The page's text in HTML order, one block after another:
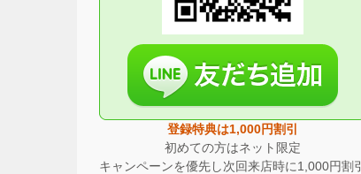
登録特典は1,000円割引
初めての方はネット限定
キャンペーンを優先し次回来店時に1,000円割引